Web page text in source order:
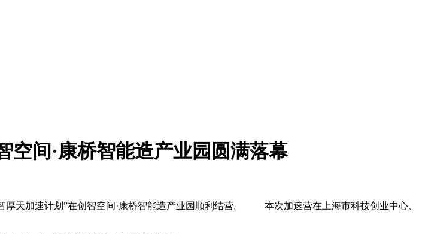
空间·康桥智能造产业园圆满落幕
天加速计划”在创智空间·康桥智能造产业园顺利结营。 本次加速营在上海市科技创业中心、